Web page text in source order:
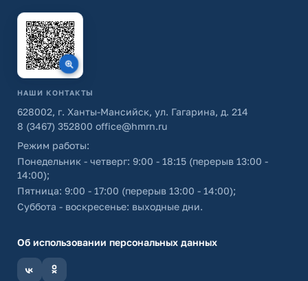
НАШИ КОНТАКТЫ
628002, г. Ханты-Мансийск, ул. Гагарина, д. 214
8 (3467) 352800 office@hmrn.ru
Режим работы:
Понедельник - четверг: 9:00 - 18:15 (перерыв 13:00 -
14:00);
Пятница: 9:00 - 17:00 (перерыв 13:00 - 14:00);
Суббота - воскресенье: выходные дни.
Об использовании персональных данных